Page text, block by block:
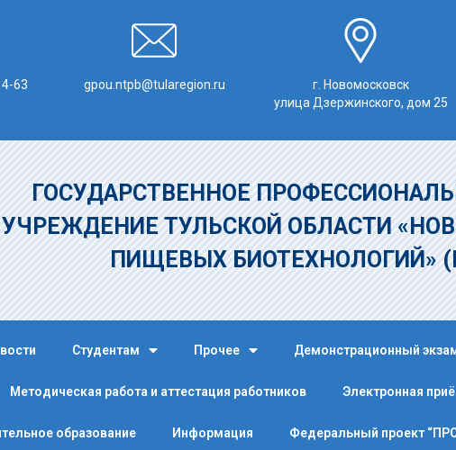
63 gpou.ntpb@tularegion.ru
г. Новомосковск
улица Дзержинского, дом 25
ГОСУДАРСТВЕННОЕ
УЧРЕЖДЕНИЕ ТУЛЬСКОЙ ОБЛАСТИ
ПИЩЕВЫХ БИОТЕХНОЛОГИЙ»
Студентам Прочее Демонстрационный
Методическая работа и аттестация работников Электронная
образование Информация Федеральный проект